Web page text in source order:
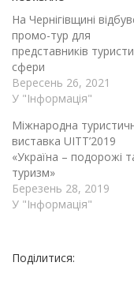
На Чернігівщині
промо-тур для
представників
сфери
Вересень 26, 2021
У "Інформація"
Міжнародна
виставка UITT’2019
«Україна – подорожі
туризм»
Березень 28, 2019
У "Інформація"
Поділитися: